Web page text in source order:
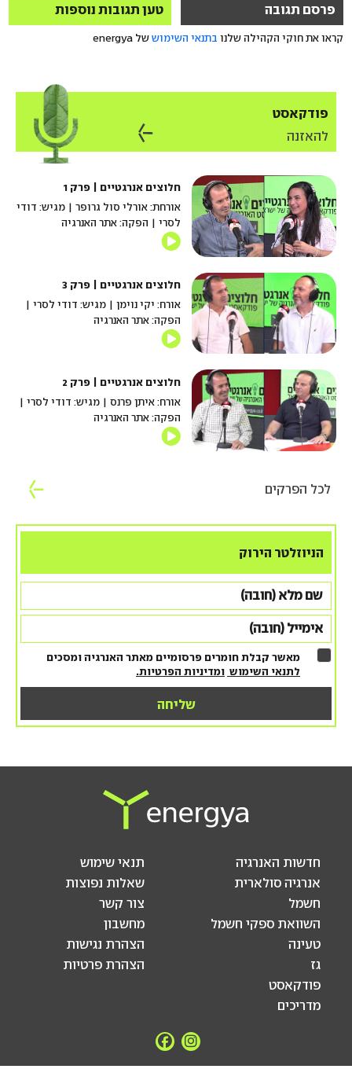
פרסם תגובה טען תגובות נוספות
קראו את חוקי הקהילה שלנו בתנאי השימוששל energya
פודקאסט
להאזנה
חלוצים אנרגטיים | פרק 1
אורחת: אורלי סול גרופר | מגיש: דודי
לסרי | הפקה: אתר האנרגיה
חלוצים אנרגטיים | פרק 3
אורח: יקי נוימן | מגיש: דודי לסרי |
הפקה: אתר האנרגיה
חלוצים אנרגטיים | פרק 2
אורח: איתן פרנס | מגיש: דודי לסרי |
הפקה: אתר האנרגיה
לכל הפרקים
הניוזלטר הירוק
מאשר קבלת חומרים פרסומיים מאתר האנרגיה ומסכים
לתנאי השימוש ומדיניות הפרטיות.
חדשות האנרגיה
אנרגיה סולארית
חשמל
השוואת ספקי חשמל
טעינה
גז
פודקאסט
מדריכים
תנאי שימוש
שאלות נפוצות
צור קשר
מחשבון
הצהרת נגישות
הצהרת פרטיות